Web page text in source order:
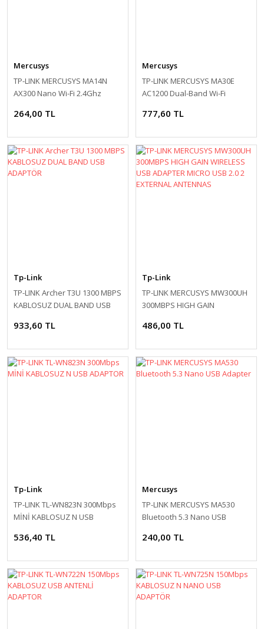
Mercusys
TP-LINK MERCUSYS MA14N
AX300 Nano Wi-Fi 2.4Ghz
264,00 TL
Mercusys
TP-LINK MERCUSYS MA30E
AC1200 Dual-Band Wi-Fi
Adapter
777,60 TL
Tp-Link
TP-LINK Archer T3U 1300 MBPS
KABLOSUZ DUAL BAND USB
933,60 TL
Tp-Link
TP-LINK MERCUSYS MW300UH
300MBPS HIGH GAIN
MICRO USB 2.0 2
486,00 TL
Tp-Link
TP-LINK TL-WN823N 300Mbps
MİNİ KABLOSUZ N USB
536,40 TL
Mercusys
TP-LINK MERCUSYS MA530
Bluetooth 5.3 Nano USB
240,00 TL